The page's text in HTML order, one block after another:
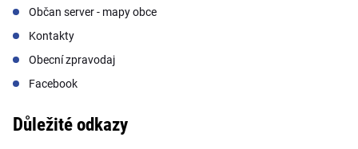
Občan server - mapy obce
Kontakty
Obecní zpravodaj
Facebook
Důležité odkazy